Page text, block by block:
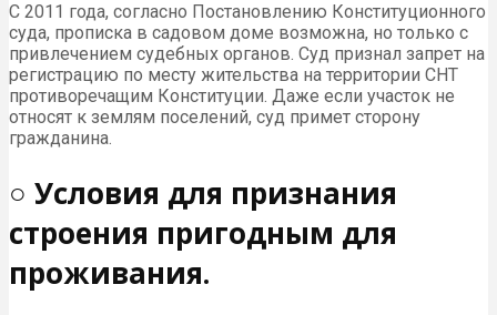
С 2011 года, согласно Постановлению Конституционного
суда, прописка в садовом доме возможна, но только с
привлечением судебных органов. Суд признал запрет на
регистрацию по месту жительства на территории СНТ
противоречащим Конституции. Даже если участок не
относят к землям поселений, суд примет сторону
гражданина.
○ Условия для признания
строения пригодным для
проживания.